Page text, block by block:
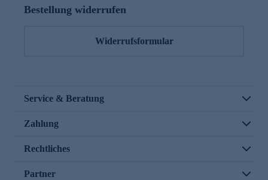
Bestellung widerrufen
Widerrufsformular
Service & Beratung
Zahlung
Rechtliches
Partner